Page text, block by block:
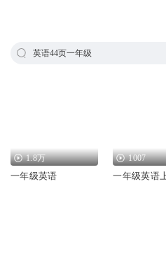
英语44页一年级
1.8万
一年级英语
1007
一年级英语